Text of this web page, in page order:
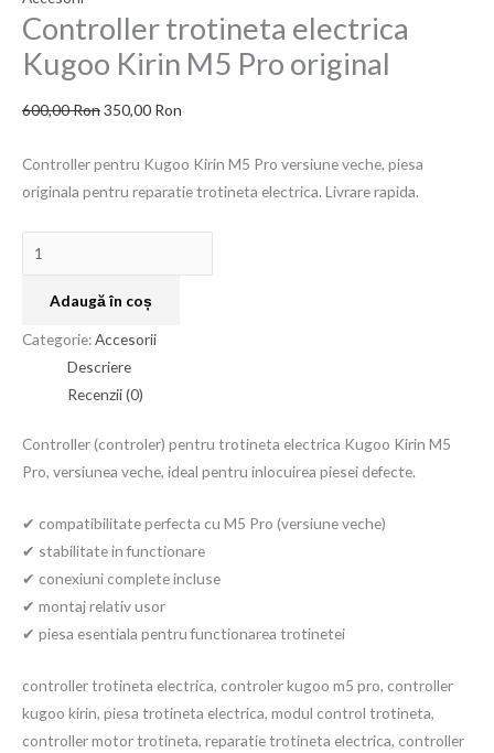
Controller trotineta electrica
Kugoo Kirin M5 Pro original
600,00Ron
600,00 Ron.
350,00 Ron
Controller pentru Kugoo Kirin M5 Pro versiune veche, piesa
originala pentru reparatie trotineta electrica. Livrare rapida.
Kugoo
Kirin
M5
Pro
Adaugă în coș
Categorie:Accesorii
Descriere
Recenzii (0)
Controller (controler) pentru trotineta electrica Kugoo Kirin M5
Pro, versiunea veche, ideal pentru inlocuirea piesei defecte.
✔ compatibilitate perfecta cu M5 Pro (versiune veche)
✔ stabilitate in functionare
✔ conexiuni complete incluse
✔ montaj relativ usor
✔ piesa esentiala pentru functionarea trotinetei
controller trotineta electrica, controler kugoo m5 pro, controller
kugoo kirin, piesa trotineta electrica, modul control trotineta,
controller motor trotineta, reparatie trotineta electrica, controller
1.000,00 Ron.
350,00 Ron.
350,00 Ron.
250,00 Ron.